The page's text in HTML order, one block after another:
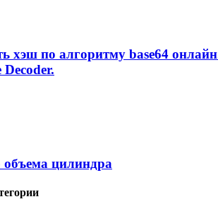
хэш по алгоритму base64
цилиндра